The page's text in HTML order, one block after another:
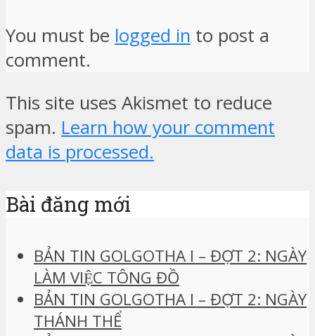
You must be logged in to post a
comment.
This site uses Akismet to reduce
spam. Learn how your comment
data is processed.
Bài đăng mới
BẢN TIN GOLGOTHA I – ĐỢT 2: NGÀY
LÀM VIỆC TÔNG ĐỒ
BẢN TIN GOLGOTHA I – ĐỢT 2: NGÀY
THÁNH THỂ